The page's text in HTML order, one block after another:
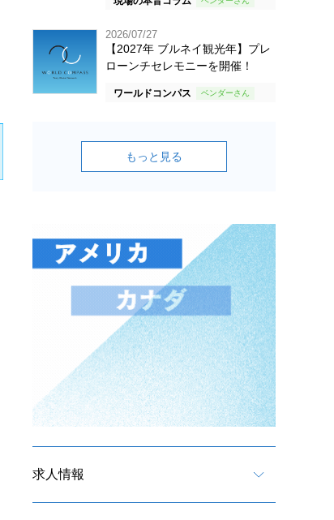
2026/07/27
【2027年 ブルネイ観光年】プレ
ローンチセレモニーを開催！
ワールドコンパス
もっと見る
求人情報